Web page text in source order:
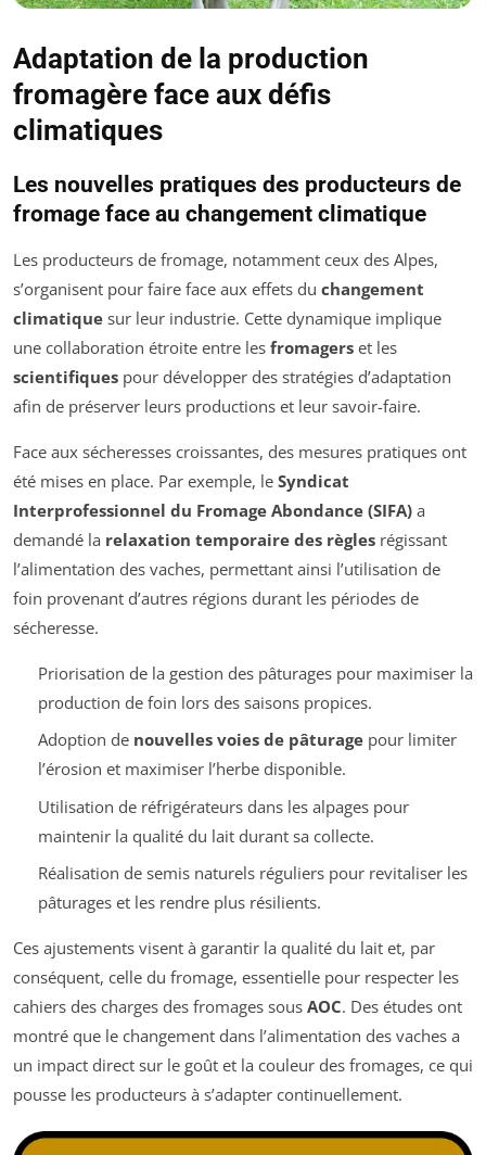
Adaptation de la production
fromagère face aux défis
climatiques
Les nouvelles pratiques des producteurs de
fromage face au changement climatique
Les producteurs de fromage, notamment ceux des Alpes,
s’organisent pour faire face aux effets du changement
climatique sur leur industrie. Cette dynamique implique
une collaboration étroite entre les fromagers et les
scientifiques pour développer des stratégies d’adaptation
afin de préserver leurs productions et leur savoir-faire.
Face aux sécheresses croissantes, des mesures pratiques ont
été mises en place. Par exemple, le Syndicat
Interprofessionnel du Fromage Abondance (SIFA) a
demandé la relaxation temporaire des règles régissant
l’alimentation des vaches, permettant ainsi l’utilisation de
foin provenant d’autres régions durant les périodes de
sécheresse.
Priorisation de la gestion des pâturages pour maximiser la
production de foin lors des saisons propices.
Adoption de nouvelles voies de pâturagepour limiter
l’érosion et maximiser l’herbe disponible.
Utilisation de réfrigérateurs dans les alpages pour
maintenir la qualité du lait durant sa collecte.
Réalisation de semis naturels réguliers pour revitaliser les
pâturages et les rendre plus résilients.
Ces ajustements visent à garantir la qualité du lait et, par
conséquent, celle du fromage, essentielle pour respecter les
cahiers des charges des fromages sous AOC. Des études ont
montré que le changement dans l’alimentation des vaches a
un impact direct sur le goût et la couleur des fromages, ce qui
pousse les producteurs à s’adapter continuellement.